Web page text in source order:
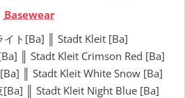
Basewear
イト[Ba] ║ Stadt Kleit [Ba]
║ Stadt Kleit Crimson Red [Ba]
║ Stadt Kleit White Snow [Ba]
[Ba] ║ Stadt Kleit Night Blue [Ba]